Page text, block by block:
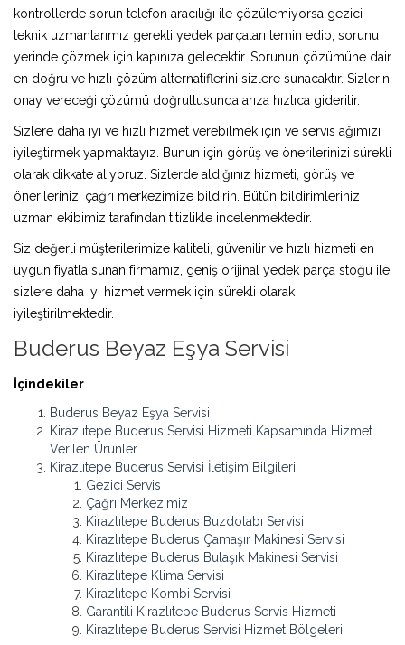
kontrollerde sorun telefon aracılığı ile çözülemiyorsa gezici
teknik uzmanlarımız gerekli yedek parçaları temin edip, sorunu
yerinde çözmek için kapınıza gelecektir. Sorunun çözümüne dair
en doğru ve hızlı çözüm alternatiflerini sizlere sunacaktır. Sizlerin
onay vereceği çözümü doğrultusunda arıza hızlıca giderilir.
Sizlere daha iyi ve hızlı hizmet verebilmek için ve servis ağımızı
iyileştirmek yapmaktayız. Bunun için görüş ve önerilerinizi sürekli
olarak dikkate alıyoruz. Sizlerde aldığınız hizmeti, görüş ve
önerilerinizi çağrı merkezimize bildirin. Bütün bildirimleriniz
uzman ekibimiz tarafından titizlikle incelenmektedir.
Siz değerli müşterilerimize kaliteli, güvenilir ve hızlı hizmeti en
uygun fiyatla sunan firmamız, geniş orijinal yedek parça stoğu ile
sizlere daha iyi hizmet vermek için sürekli olarak
iyileştirilmektedir.
Buderus Beyaz Eşya Servisi
İçindekiler
Buderus Beyaz Eşya Servisi
Kirazlıtepe Buderus Servisi Hizmeti Kapsamında Hizmet
Verilen Ürünler
Kirazlıtepe Buderus Servisi İletişim Bilgileri
Gezici Servis
Çağrı Merkezimiz
Kirazlıtepe Buderus Buzdolabı Servisi
Kirazlıtepe Buderus Çamaşır Makinesi Servisi
Kirazlıtepe Buderus Bulaşık Makinesi Servisi
Kirazlıtepe Klima Servisi
Kirazlıtepe Kombi Servisi
Garantili Kirazlıtepe Buderus Servis Hizmeti
Kirazlıtepe Buderus Servisi Hizmet Bölgeleri